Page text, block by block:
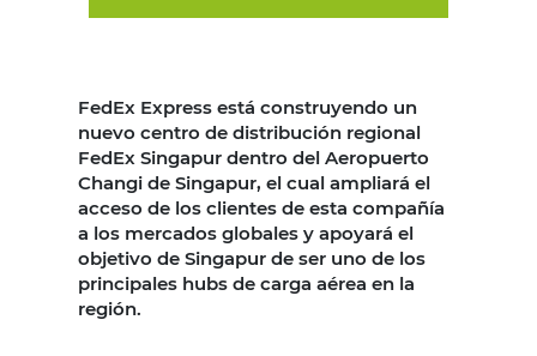
FedEx Express está construyendo un
nuevo centro de distribución regional
FedEx Singapur dentro del Aeropuerto
Changi de Singapur, el cual ampliará el
acceso de los clientes de esta compañía
a los mercados globales y apoyará el
objetivo de Singapur de ser uno de los
principales hubs de carga aérea en la
región.